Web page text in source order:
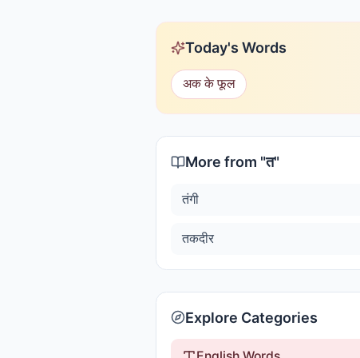
Today's Words
अक के फूल
More from "त"
तंगी
तकदीर
Explore Categories